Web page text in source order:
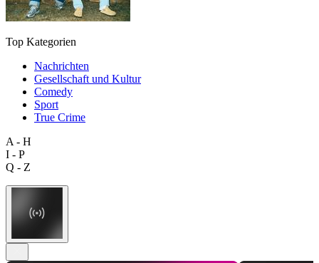
Top Kategorien
Nachrichten
Gesellschaft und Kultur
Comedy
Sport
True Crime
A - H
I - P
Q - Z